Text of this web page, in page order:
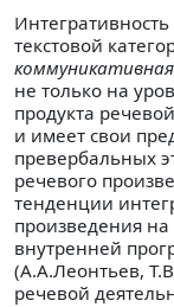
текстовой
коммуникативная
не только на
продукта
и имеет свои
превербальных
речевого
тенденции
произведения
внутренней
(А.А.Леонтьев,
речевой